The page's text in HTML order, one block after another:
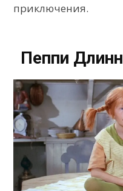
приключения.
Пеппи